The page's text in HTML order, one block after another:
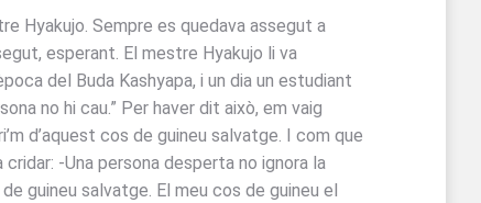
Hyakujo. Sempre es quedava assegut a
esperant. El mestre Hyakujo li va
del Buda Kashyapa, i un dia un estudiant
no hi cau.” Per haver dit això, em vaig
d’aquest cos de guineu salvatge. I com que
-Una persona desperta no ignora la
guineu salvatge. El meu cos de guineu el